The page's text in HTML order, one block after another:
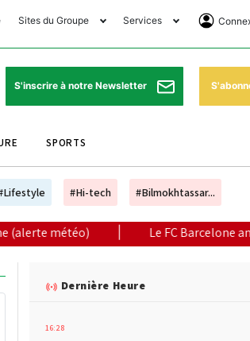
Sites du Groupe
Avantages
Le Matin Sports
Matin Store
Matin Annonces
Morocco Today Forum
Services
Horaires de prières
Pharmacies de garde
Programme TV
Cinéma
Bourse
Se Connecter
Abonnement
S'inscrire à notre Newsletter
SPORTS
#Hi-tech #Bilmokhtassar...
| Le FC Barcelone annule son match
Dernière Heure
16:28